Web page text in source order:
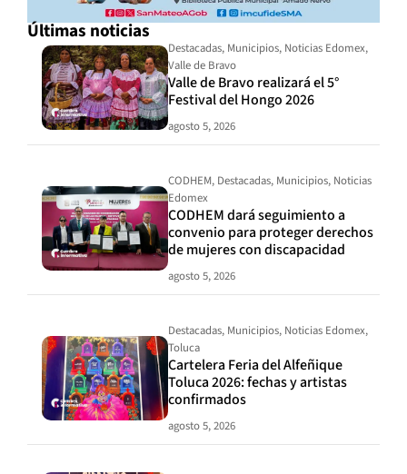
Últimas noticias
Destacadas, Municipios, Noticias Edomex,
Valle de Bravo
Valle de Bravo realizará el 5°
Festival del Hongo 2026
agosto 5, 2026
CODHEM, Destacadas, Municipios, Noticias
Edomex
CODHEM dará seguimiento a
convenio para proteger derechos
de mujeres con discapacidad
agosto 5, 2026
Destacadas, Municipios, Noticias Edomex,
Toluca
Cartelera Feria del Alfeñique
Toluca 2026: fechas y artistas
confirmados
agosto 5, 2026